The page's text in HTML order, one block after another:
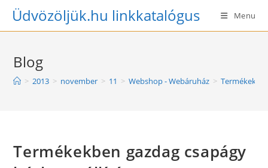
SkipÜdvözöljük.hu linkkatalógus Menu
Blog
> 2013 > november > 11 > Webshop - Webáruház >
Termékekben gazdag csapágy